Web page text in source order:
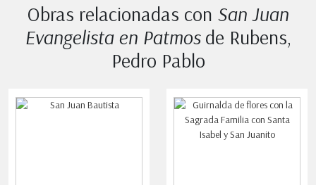
Obras relacionadas con San Juan
Evangelista en Patmosde Rubens,
Pedro Pablo